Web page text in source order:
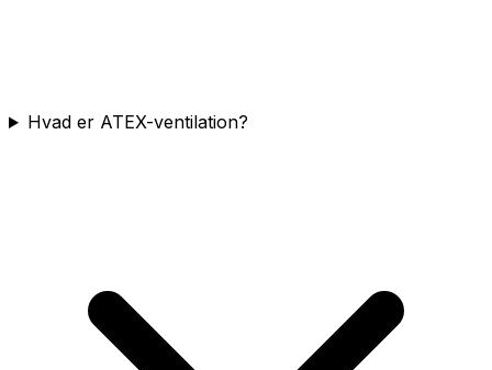
Hvad er ATEX-ventilation?